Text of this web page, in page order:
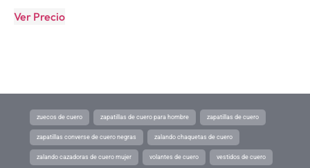
Ver Precio
zuecos de cuero zapatillas de cuero para hombre zapatillas de cuero
zapatillas converse de cuero negras zalando chaquetas de cuero
zalando cazadoras de cuero mujer volantes de cuero vestidos de cuero